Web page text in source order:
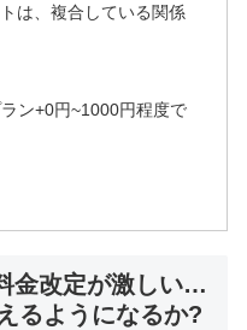
は、複合している関係
ン+0円~1000円程度で
金改定が激しい…
るようになるか?